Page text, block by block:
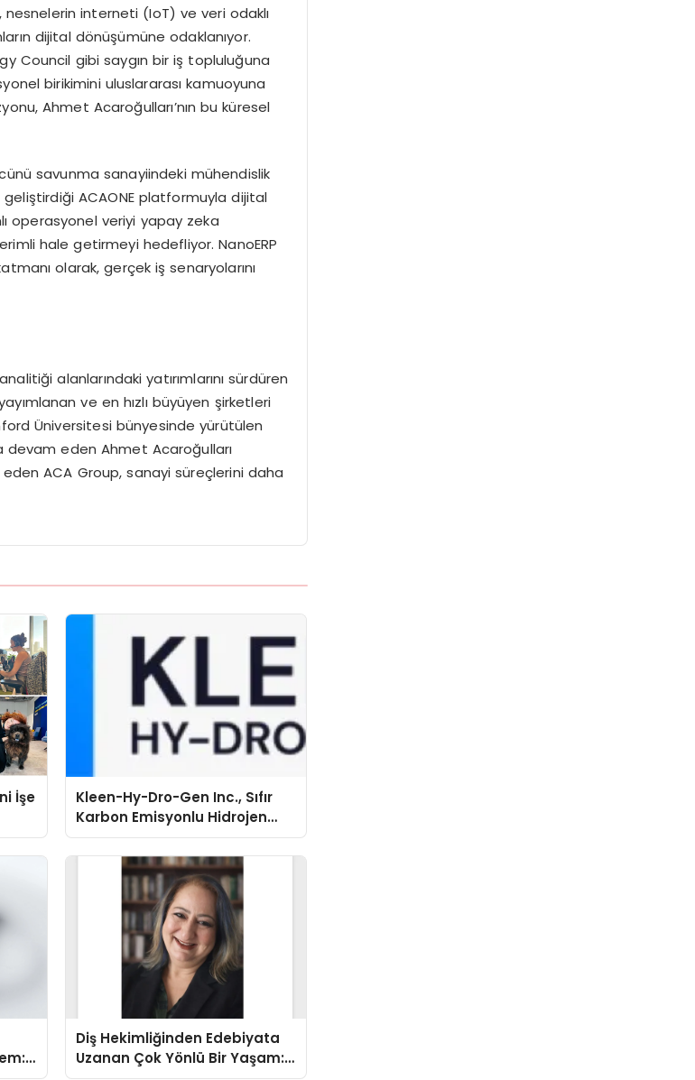
interneti (IoT) ve veri odaklı
dijital dönüşümüne odaklanıyor.
Council gibi saygın bir iş topluluğuna
birikimini uluslararası kamuoyuna
Ahmet Acaroğulları’nın bu küresel
savunma sanayiindeki mühendislik
ACAONE platformuyla dijital
operasyonel veriyi yapay zeka
hale getirmeyi hedefliyor. NanoERP
olarak, gerçek iş senaryolarını
alanlarındaki yatırımlarını sürdüren
ve en hızlı büyüyen şirketleri
Üniversitesi bünyesinde yürütülen
devam eden Ahmet Acaroğulları
ACA Group, sanayi süreçlerini daha
İşe
Kleen-Hy-Dro-Gen Inc., Sıfır
Karbon Emisyonlu Hidrojen
Isıtma Teknolojisinde ISO ve
TSSA Düzenleyici Onaylarını
Diş Hekimliğinden Edebiyata
Uzanan Çok Yönlü Bir Yaşam: